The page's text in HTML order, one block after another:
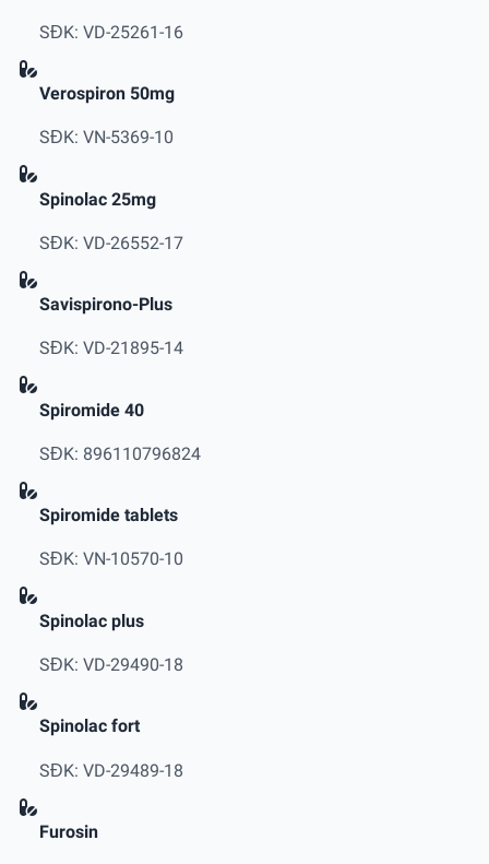
SĐK: VD-25261-16
Verospiron 50mg
SĐK: VN-5369-10
Spinolac 25mg
SĐK: VD-26552-17
Savispirono-Plus
SĐK: VD-21895-14
Spiromide 40
SĐK: 896110796824
Spiromide tablets
SĐK: VN-10570-10
Spinolac plus
SĐK: VD-29490-18
Spinolac fort
SĐK: VD-29489-18
Furosin